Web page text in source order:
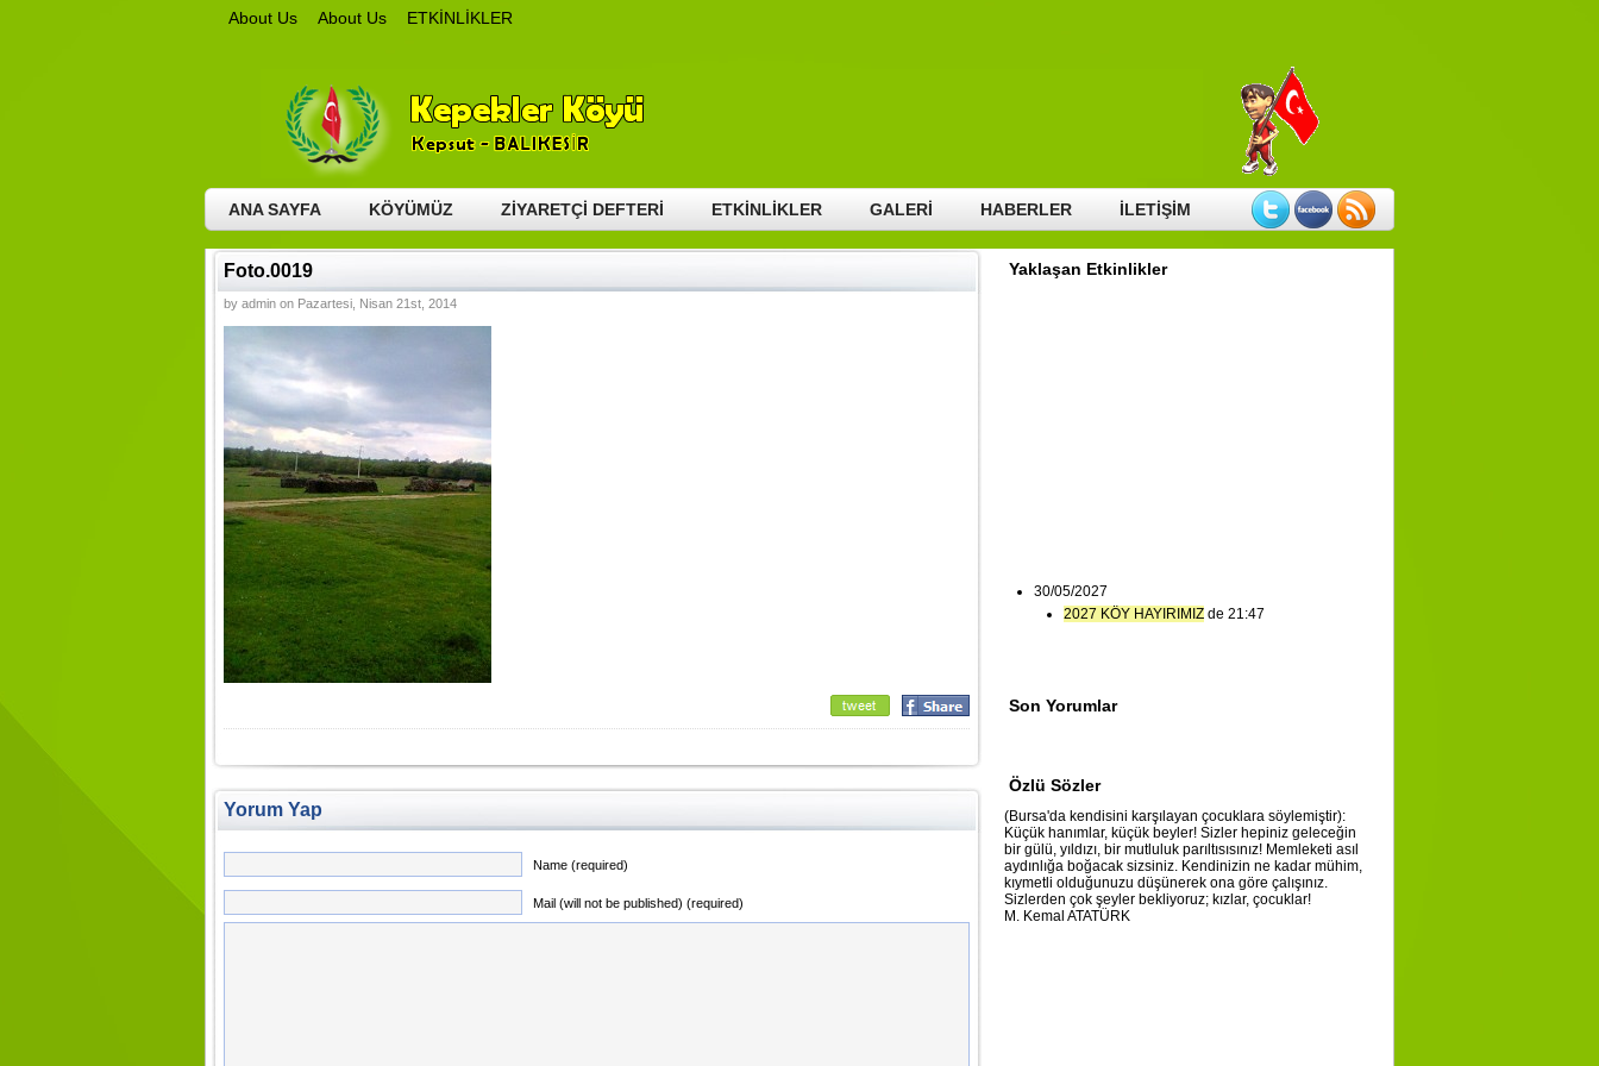
About Us About Us
ETKİNLİKLER
VİDEOLAR
BURSA ETKİNLİKLERİ – 2015
GENEL VİDEOLAR
HABERLER İLETİŞİM
KÖYÜMÜZ
Our Story
ZİYARETÇİ DEFTERİ
ANA SAYFA
KÖYÜMÜZ ZİYARETÇİ DEFTERİ ETKİNLİKLER GALERİ HABERLER İLETİŞİM
Foto.0019
by admin on Pazartesi, Nisan 21st, 2014
Yorum Yap
Name (required)
Mail (will not be published) (required)
Yaklaşan Etkinlikler
30/05/2027
2027 KÖY HAYIRIMIZ de 21:47
Son Yorumlar
Özlü Sözler
(Bursa'da kendisini karşılayan çocuklara söylemiştir):
Küçük hanımlar, küçük beyler! Sizler hepiniz geleceğin
bir gülü, yıldızı, bir mutluluk parıltısısınız! Memleketi asıl
aydınlığa boğacak sizsiniz. Kendinizin ne kadar mühim,
kıymetli olduğunuzu düşünerek ona göre çalışınız.
Sizlerden çok şeyler bekliyoruz; kızlar, çocuklar!
M. Kemal ATATÜRK